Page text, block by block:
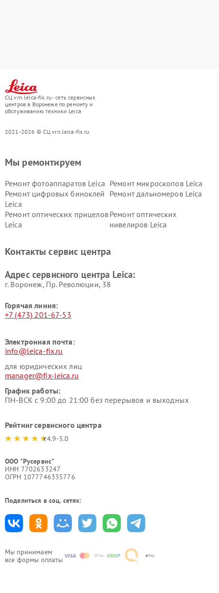
СЦ vrn.leica-fix.ru - сеть сервисных
центров в Воронеже по ремонту и
обслуживанию техники Leica
2021-2026 © СЦ vrn.leica-fix.ru
Мы принимаем
все формы оплаты
Мы ремонтируем
Ремонт фотоаппаратов Leica Ремонт микроскопов Leica
Ремонт цифровых биноклей
Leica
Ремонт дальномеров Leica
Ремонт оптических прицелов
Leica
Ремонт оптических
нивелиров Leica
Контакты сервис центра
Адрес сервисного центра Leica:
г. Воронеж, Пр. Революции, 38
Горячая линия:
+7 (473) 201-67-53
Электронная почта:
info@leica-fix.ru
для юридических лиц
manager@fix-leica.ru
График работы:
ПН-ВСК с 9:00 до 21:00 без перерывов и выходных
Рейтинг сервисного центра
4.9-5.0
ООО "Русервис"
ИНН 7702633247
ОГРН 1077746335776
Поделиться в соц. сетях: